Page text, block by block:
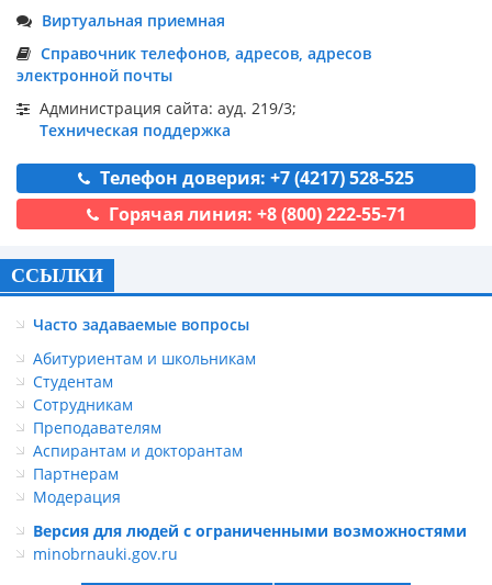
Виртуальная приемная
Справочник телефонов, адресов, адресов
электронной почты
Администрация сайта: ауд. 219/3;
Техническая поддержка
Телефон доверия: +7 (4217) 528-525
Горячая линия: +8 (800) 222-55-71
ССЫЛКИ
Часто задаваемые вопросы
Абитуриентам и школьникам
Студентам
Сотрудникам
Преподавателям
Аспирантам и докторантам
Партнерам
Модерация
Версия для людей с ограниченными возможностями
minobrnauki.gov.ru